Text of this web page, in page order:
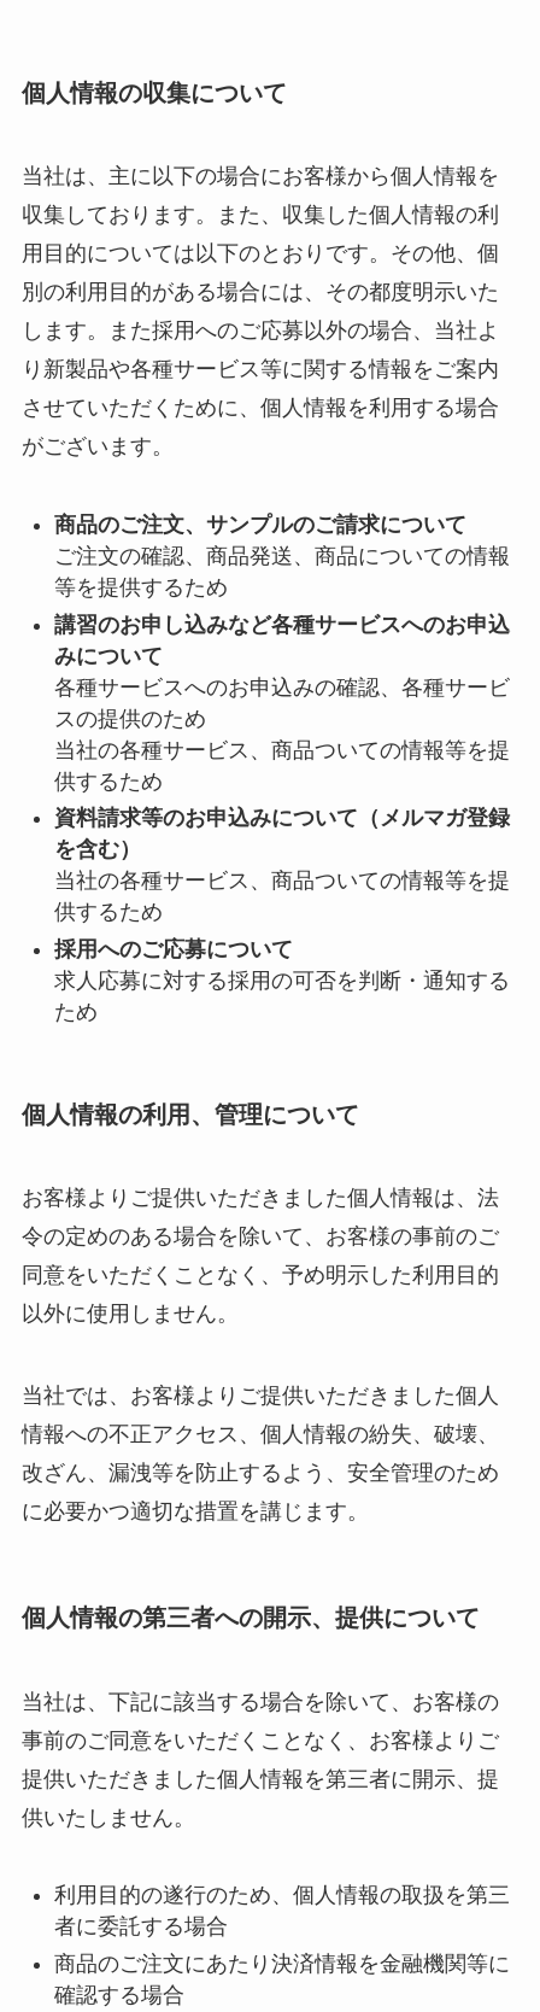
個人情報の収集について
当社は、主に以下の場合にお客様から個人情報を
収集しております。また、収集した個人情報の利
用目的については以下のとおりです。その他、個
別の利用目的がある場合には、その都度明示いた
します。また採用へのご応募以外の場合、当社よ
り新製品や各種サービス等に関する情報をご案内
させていただくために、個人情報を利用する場合
がございます。
商品のご注文、サンプルのご請求について
ご注文の確認、商品発送、商品についての情報
等を提供するため
講習のお申し込みなど各種サービスへのお申込
みについて
各種サービスへのお申込みの確認、各種サービ
スの提供のため
当社の各種サービス、商品ついての情報等を提
供するため
資料請求等のお申込みについて（メルマガ登録
を含む）
当社の各種サービス、商品ついての情報等を提
供するため
採用へのご応募について
求人応募に対する採用の可否を判断・通知する
ため
個人情報の利用、管理について
お客様よりご提供いただきました個人情報は、法
令の定めのある場合を除いて、お客様の事前のご
同意をいただくことなく、予め明示した利用目的
以外に使用しません。
当社では、お客様よりご提供いただきました個人
情報への不正アクセス、個人情報の紛失、破壊、
改ざん、漏洩等を防止するよう、安全管理のため
に必要かつ適切な措置を講じます。
個人情報の第三者への開示、提供について
当社は、下記に該当する場合を除いて、お客様の
事前のご同意をいただくことなく、お客様よりご
提供いただきました個人情報を第三者に開示、提
供いたしません。
利用目的の遂行のため、個人情報の取扱を第三
者に委託する場合
商品のご注文にあたり決済情報を金融機関等に
確認する場合